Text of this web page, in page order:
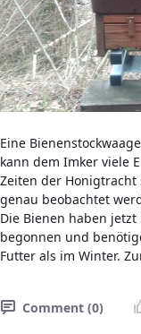
Eine
kann dem Imker viele
Zeiten der Honigtracht
genau beobachtet
Die Bienen haben
begonnen und
Futter als im Winter.
Comment (0)